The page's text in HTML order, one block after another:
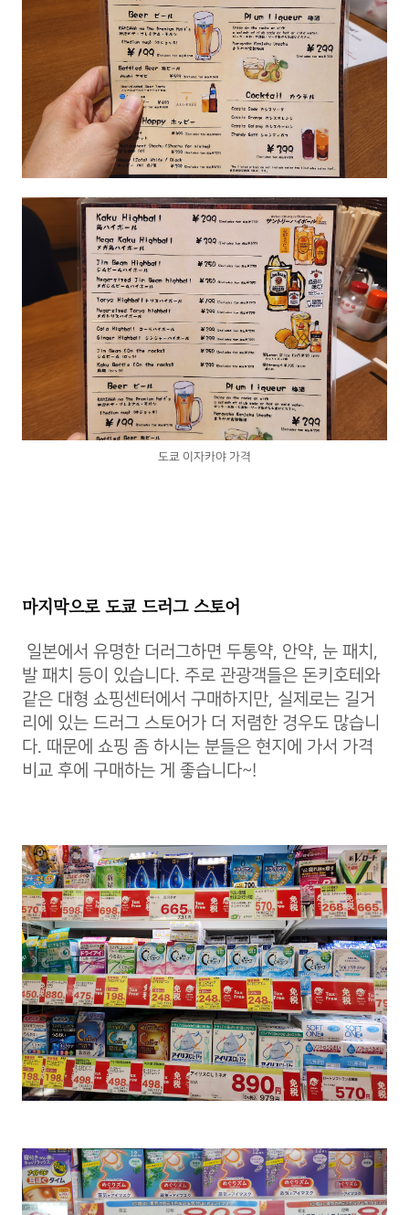
도쿄 이자카야 가격
마지막으로 도쿄 드러그 스토어
일본에서 유명한 더러그하면 두통약, 안약, 눈 패치,
발 패치 등이 있습니다. 주로 관광객들은 돈키호테와
같은 대형 쇼핑센터에서 구매하지만, 실제로는 길거
리에 있는 드러그 스토어가 더 저렴한 경우도 많습니
다. 때문에 쇼핑 좀 하시는 분들은 현지에 가서 가격
비교 후에 구매하는 게 좋습니다~!